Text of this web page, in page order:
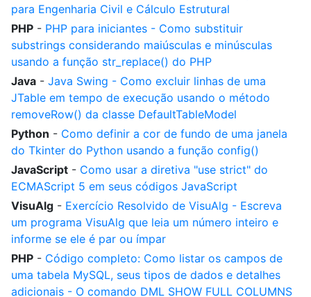
para Engenharia Civil e Cálculo Estrutural
PHP - PHP para iniciantes - Como substituir
substrings considerando maiúsculas e minúsculas
usando a função str_replace() do PHP
Java - Java Swing - Como excluir linhas de uma
JTable em tempo de execução usando o método
removeRow() da classe DefaultTableModel
Python - Como definir a cor de fundo de uma janela
do Tkinter do Python usando a função config()
JavaScript - Como usar a diretiva "use strict" do
ECMAScript 5 em seus códigos JavaScript
VisuAlg - Exercício Resolvido de VisuAlg - Escreva
um programa VisuAlg que leia um número inteiro e
informe se ele é par ou ímpar
PHP - Código completo: Como listar os campos de
uma tabela MySQL, seus tipos de dados e detalhes
adicionais - O comando DML SHOW FULL COLUMNS